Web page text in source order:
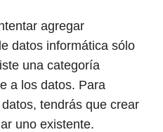
agregar
datos informática sólo
una categoría
a los datos. Para
tendrás que crear
uno existente.